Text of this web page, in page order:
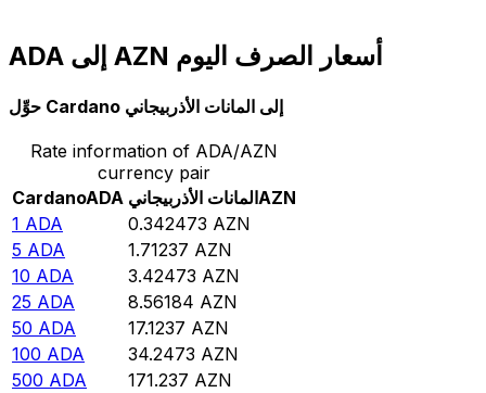
ADA إلى AZN أسعار الصرف اليوم
حوِّل Cardano إلى المانات الأذربيجاني
Rate information of ADA/AZN
currency pair
CardanoADA المانات الأذربيجانيAZN
1 ADA 0.342473 AZN
5 ADA 1.71237 AZN
10 ADA 3.42473 AZN
25 ADA 8.56184 AZN
50 ADA 17.1237 AZN
100 ADA 34.2473 AZN
500 ADA 171.237 AZN